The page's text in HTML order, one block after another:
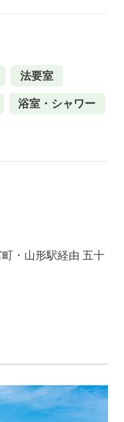
法要室
浴室・シャワー
・山形駅経由 五十